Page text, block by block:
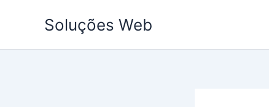
Soluções Web